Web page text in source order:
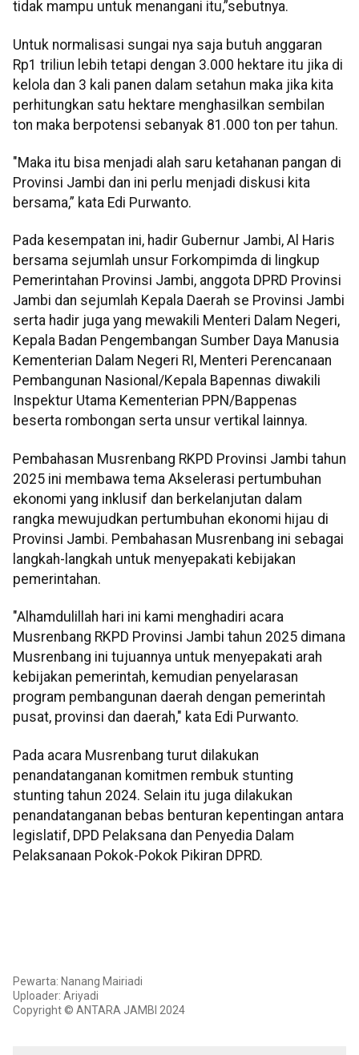
tidak mampu untuk menangani itu,”sebutnya.
Untuk normalisasi sungai nya saja butuh anggaran
Rp1 triliun lebih tetapi dengan 3.000 hektare itu jika di
kelola dan 3 kali panen dalam setahun maka jika kita
perhitungkan satu hektare menghasilkan sembilan
ton maka berpotensi sebanyak 81.000 ton per tahun.
"Maka itu bisa menjadi alah saru ketahanan pangan di
Provinsi Jambi dan ini perlu menjadi diskusi kita
bersama,” kata Edi Purwanto.
Pada kesempatan ini, hadir Gubernur Jambi, Al Haris
bersama sejumlah unsur Forkompimda di lingkup
Pemerintahan Provinsi Jambi, anggota DPRD Provinsi
Jambi dan sejumlah Kepala Daerah se Provinsi Jambi
serta hadir juga yang mewakili Menteri Dalam Negeri,
Kepala Badan Pengembangan Sumber Daya Manusia
Kementerian Dalam Negeri RI, Menteri Perencanaan
Pembangunan Nasional/Kepala Bapennas diwakili
Inspektur Utama Kementerian PPN/Bappenas
beserta rombongan serta unsur vertikal lainnya.
Pembahasan Musrenbang RKPD Provinsi Jambi tahun
2025 ini membawa tema Akselerasi pertumbuhan
ekonomi yang inklusif dan berkelanjutan dalam
rangka mewujudkan pertumbuhan ekonomi hijau di
Provinsi Jambi. Pembahasan Musrenbang ini sebagai
langkah-langkah untuk menyepakati kebijakan
pemerintahan.
"Alhamdulillah hari ini kami menghadiri acara
Musrenbang RKPD Provinsi Jambi tahun 2025 dimana
Musrenbang ini tujuannya untuk menyepakati arah
kebijakan pemerintah, kemudian penyelarasan
program pembangunan daerah dengan pemerintah
pusat, provinsi dan daerah," kata Edi Purwanto.
Pada acara Musrenbang turut dilakukan
penandatanganan komitmen rembuk stunting
stunting tahun 2024. Selain itu juga dilakukan
penandatanganan bebas benturan kepentingan antara
legislatif, DPD Pelaksana dan Penyedia Dalam
Pelaksanaan Pokok-Pokok Pikiran DPRD.
Pewarta: Nanang Mairiadi
Uploader: Ariyadi
Copyright © ANTARA JAMBI 2024